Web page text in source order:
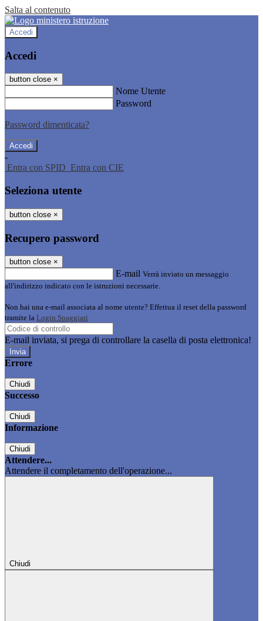
Salta al contenuto
Accedi
Accedi
button close ×
Nome Utente
Password
Password dimenticata?
-
Entra con SPID Entra con CIE
Seleziona utente
button close ×
Recupero password
button close ×
E-mail Verrà inviato un messaggio
all'indirizzo indicato con le istruzioni necessarie.
Non hai una e-mail associata al nome utente? Effettua il reset della password
tramite la Login Spaggiari
E-mail inviata, si prega di controllare la casella di posta elettronica!
Errore
Chiudi
Successo
Chiudi
Informazione
Chiudi
Attendere...
Attendere il completamento dell'operazione...
Chiudi